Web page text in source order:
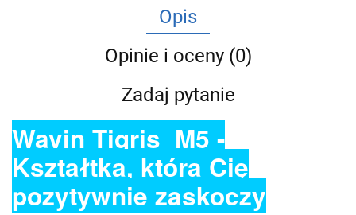
Opis
Opinie i oceny (0)
Zadaj pytanie
Wavin Tigris M5 -
Kształtka, która Cię
pozytywnie zaskoczy